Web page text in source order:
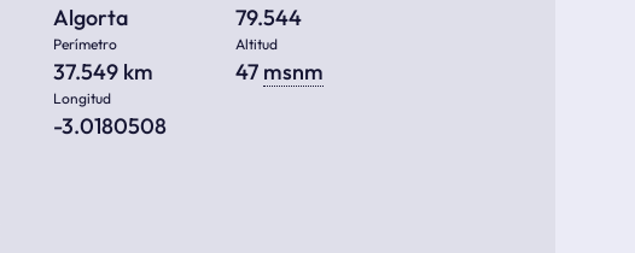
Algorta 79.544
Perímetro
37.549 km
Altitud
47 msnm
Longitud
-3.0180508